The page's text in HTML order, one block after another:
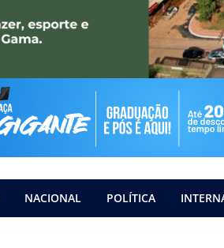
NACIONAL POLÍTICA